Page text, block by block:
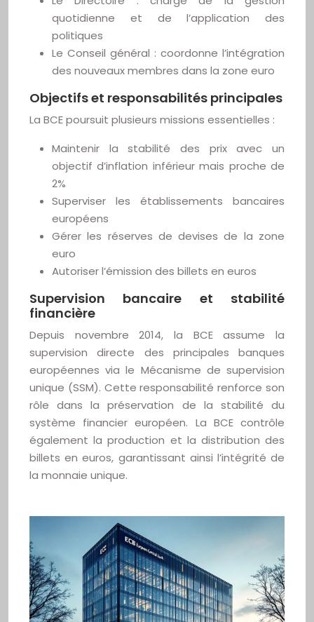
quotidienne et de l’application des
politiques
Le Conseil général : coordonne l’intégration
des nouveaux membres dans la zone euro
Objectifs et responsabilités principales
La BCE poursuit plusieurs missions essentielles :
Maintenir la stabilité des prix avec un
objectif d’inflation inférieur mais proche de
2%
Superviser les établissements bancaires
européens
Gérer les réserves de devises de la zone
euro
Autoriser l’émission des billets en euros
Supervision bancaire et stabilité
financière
Depuis novembre 2014, la BCE assume la
supervision directe des principales banques
européennes via le Mécanisme de supervision
unique (SSM). Cette responsabilité renforce son
rôle dans la préservation de la stabilité du
système financier européen. La BCE contrôle
également la production et la distribution des
billets en euros, garantissant ainsi l’intégrité de
la monnaie unique.